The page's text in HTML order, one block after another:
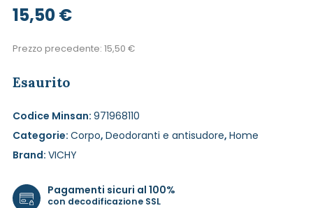
15,50€
Prezzo precedente: 15,50 €
Esaurito
Codice Minsan: 971968110
Categorie: Corpo, Deodoranti e antisudore, Home
Brand: VICHY
Pagamenti sicuri al 100%
con decodificazione SSL